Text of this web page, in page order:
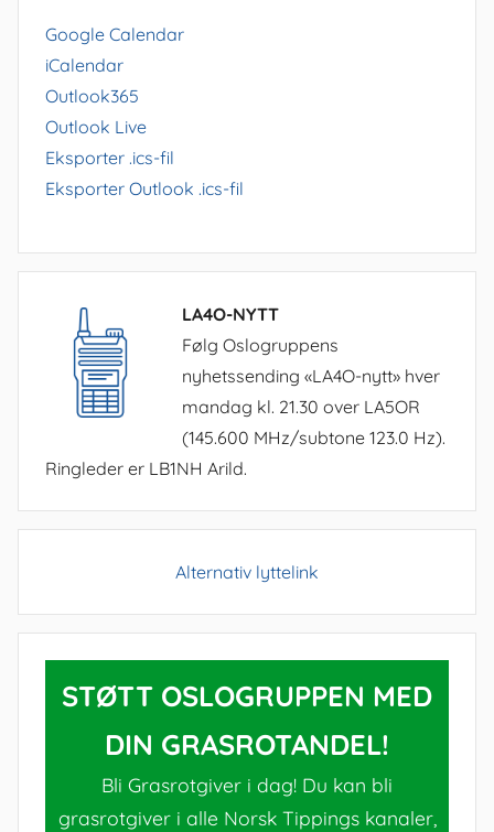
Google Calendar
iCalendar
Outlook365
Outlook Live
Eksporter .ics-fil
Eksporter Outlook .ics-fil
LA4O-NYTT
Følg Oslogruppens
nyhetssending «LA4O-nytt» hver
mandag kl. 21.30 over LA5OR
(145.600 MHz/subtone 123.0 Hz).
Ringleder er LB1NH Arild.
Alternativ lyttelink
STØTT OSLOGRUPPEN MED
DIN GRASROTANDEL!
Bli Grasrotgiver i dag! Du kan bli
grasrotgiver i alle Norsk Tippings kanaler,